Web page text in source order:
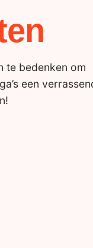
te bedenken om
een